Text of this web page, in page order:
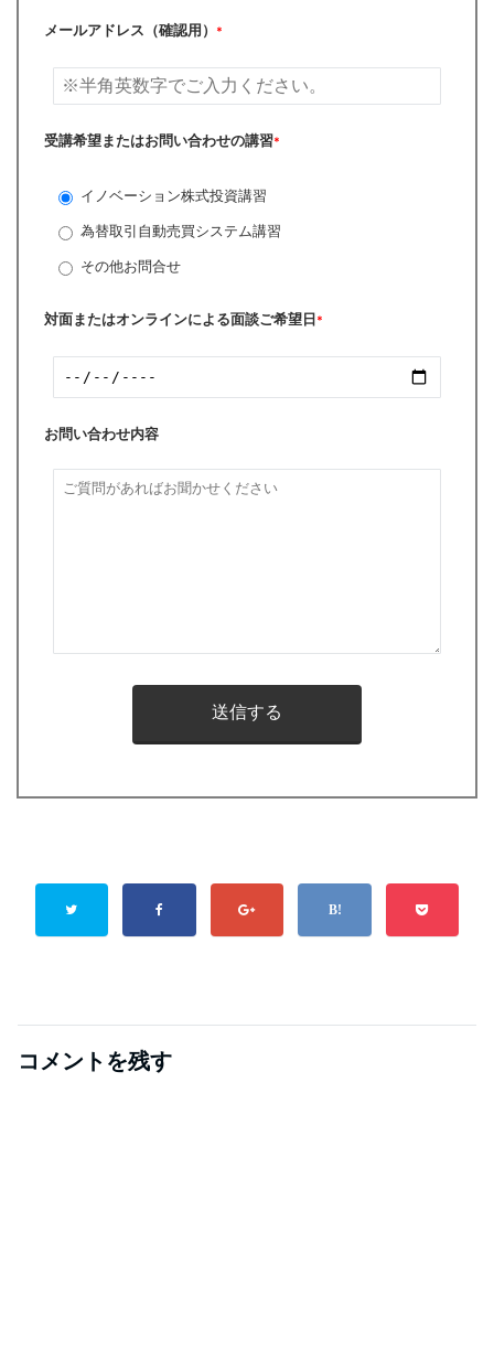
メールアドレス（確認用） *
受講希望またはお問い合わせの講習*
イノベーション株式投資講習
為替取引自動売買システム講習
その他お問合せ
対面またはオンラインによる面談ご希望日*
お問い合わせ内容
コメントを残す